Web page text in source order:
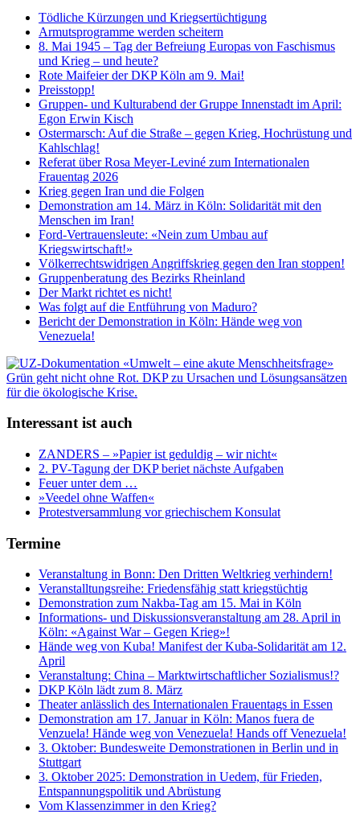
Tödliche Kürzungen und Kriegsertüchtigung
Armutsprogramme werden scheitern
8. Mai 1945 – Tag der Befreiung Europas von Faschismus
und Krieg – und heute?
Rote Maifeier der DKP Köln am 9. Mai!
Preisstopp!
Gruppen- und Kulturabend der Gruppe Innenstadt im April:
Egon Erwin Kisch
Ostermarsch: Auf die Straße – gegen Krieg, Hochrüstung und
Kahlschlag!
Referat über Rosa Meyer-Leviné zum Internationalen
Frauentag 2026
Krieg gegen Iran und die Folgen
Demonstration am 14. März in Köln: Solidarität mit den
Menschen im Iran!
Ford-Vertrauensleute: «Nein zum Umbau auf
Kriegswirtschaft!»
Völkerrechtswidrigen Angriffskrieg gegen den Iran stoppen!
Gruppenberatung des Bezirks Rheinland
Der Markt richtet es nicht!
Was folgt auf die Entführung von Maduro?
Bericht der Demonstration in Köln: Hände weg von
Venezuela!
Interessant ist auch
ZANDERS – »Papier ist geduldig – wir nicht«
2. PV-Tagung der DKP beriet nächste Aufgaben
Feuer unter dem …
»Veedel ohne Waffen«
Protestversammlung vor griechischem Konsulat
Termine
Veranstaltung in Bonn: Den Dritten Weltkrieg verhindern!
Veranstalltungsreihe: Friedensfähig statt kriegstüchtig
Demonstration zum Nakba-Tag am 15. Mai in Köln
Informations- und Diskussionsveranstaltung am 28. April in
Köln: «Against War – Gegen Krieg»!
Hände weg von Kuba! Manifest der Kuba-Solidarität am 12.
April
Veranstaltung: China – Marktwirtschaftlicher Sozialismus!?
DKP Köln lädt zum 8. März
Theater anlässlich des Internationalen Frauentags in Essen
Demonstration am 17. Januar in Köln: Manos fuera de
Venzuela! Hände weg von Venezuela! Hands off Venezuela!
3. Oktober: Bundesweite Demonstrationen in Berlin und in
Stuttgart
3. Oktober 2025: Demonstration in Uedem, für Frieden,
Entspannungspolitik und Abrüstung
Vom Klassenzimmer in den Krieg?